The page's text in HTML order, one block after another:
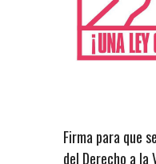
Firma para que
del Derecho a la